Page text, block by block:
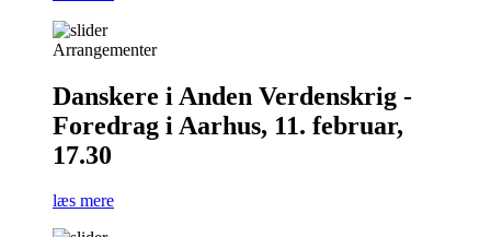
Arrangementer
Danskere i Anden Verdenskrig -
Foredrag i Aarhus, 11. februar,
17.30
læs mere